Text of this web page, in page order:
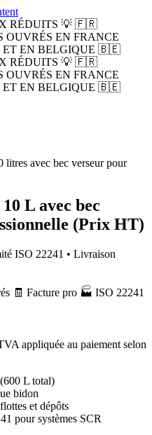
RÉDUITS 💡 🇫🇷
OUVRÉS EN FRANCE
ET EN BELGIQUE 🇧🇪
RÉDUITS 💡 🇫🇷
OUVRÉS EN FRANCE
ET EN BELGIQUE 🇧🇪
L avec bec
(Prix HT)
ISO 22241 • Livraison
🧾 Facture pro 🏭 ISO 22241
appliquée au paiement selon
L total)
bidon
et dépôts
pour systèmes SCR